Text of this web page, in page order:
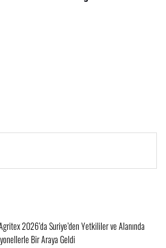
2026’da Suriye’den Yetkililer ve Alanında
Bir Araya Geldi